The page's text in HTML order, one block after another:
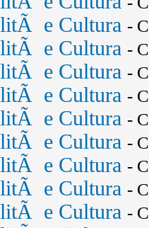
e Cultura -
e Cultura -
e Cultura -
e Cultura -
e Cultura -
e Cultura -
e Cultura -
e Cultura -
e Cultura -